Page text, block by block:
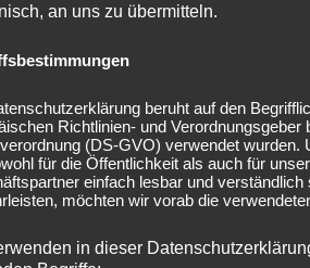
der Daten, der E-Mail-Adresse
können Sie jederzeit widerrufen,
von FacebookPlugins (Like-
des sozialen Netzwerks Facebook,
California 94025, USA, integriert. Die
oder dem „Like-Button“ („Gefällt
Plugins finden Sie hier:
an uns zu übermitteln.
beruht auf den
Richtlinien- und
(DS-GVO) verwendet wurden.
für die Öffentlichkeit als auch für
einfach lesbar und
möchten wir vorab die
in dieser